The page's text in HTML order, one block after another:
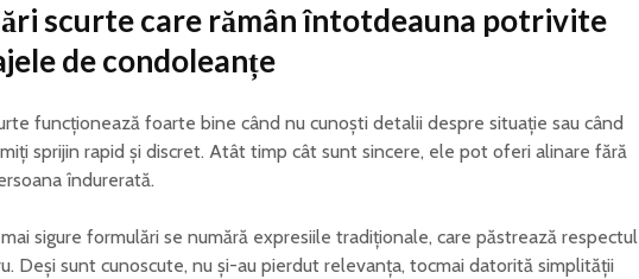
scurte care rămân întotdeauna potrivite
de condoleanțe
funcționează foarte bine când nu cunoști detalii despre situație sau când
sprijin rapid și discret. Atât timp cât sunt sincere, ele pot oferi alinare fără
îndurerată.
sigure formulări se numără expresiile tradiționale, care păstrează respectul
Deși sunt cunoscute, nu și-au pierdut relevanța, tocmai datorită simplității